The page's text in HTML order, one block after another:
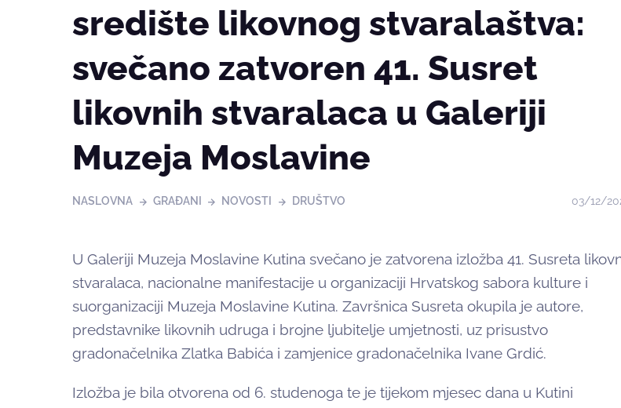
središte likovnog stvaralaštva:
svečano zatvoren 41. Susret
likovnih stvaralaca u Galeriji
Muzeja Moslavine
NASLOVNA GRAĐANI NOVOSTI DRUŠTVO 03/12/
U Galeriji Muzeja Moslavine Kutina svečano je zatvorena izložba 41. Susreta
stvaralaca, nacionalne manifestacije u organizaciji Hrvatskog sabora kulture i
suorganizaciji Muzeja Moslavine Kutina. Završnica Susreta okupila je autore,
predstavnike likovnih udruga i brojne ljubitelje umjetnosti, uz prisustvo
gradonačelnika Zlatka Babića i zamjenice gradonačelnika Ivane Grdić.
Izložba je bila otvorena od 6. studenoga te je tijekom mjesec dana u Kutini